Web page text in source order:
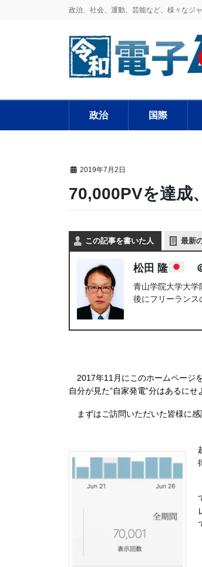
政治、社会、運動、芸能など、様々なジ
政治 国際
2019年7月2日
70,000PVを達成
この記事を書いた人 最新
松田 隆
青山学院大学大
後にフリーランス
2017年11月にこのホームページ
自分が見た”自家発電”分はあるに
まずはご訪問いただいた皆様に感